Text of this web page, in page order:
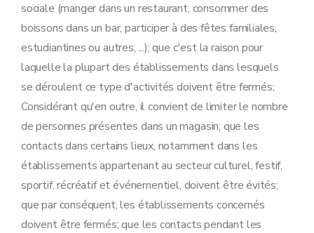
sociale (manger dans un restaurant, consommer des
boissons dans un bar, participer à des fêtes familiales,
estudiantines ou autres, ...); que c'est la raison pour
laquelle la plupart des établissements dans lesquels
se déroulent ce type d'activités doivent être fermés;
Considérant qu'en outre, il convient de limiter le nombre
de personnes présentes dans un magasin; que les
contacts dans certains lieux, notamment dans les
établissements appartenant au secteur culturel, festif,
sportif, récréatif et événementiel, doivent être évités;
que par conséquent, les établissements concernés
doivent être fermés; que les contacts pendant les